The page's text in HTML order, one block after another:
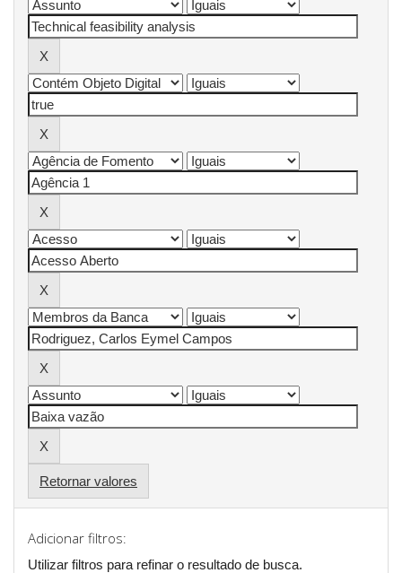
Retornar valores
Adicionar filtros:
Utilizar filtros para refinar o resultado de busca.